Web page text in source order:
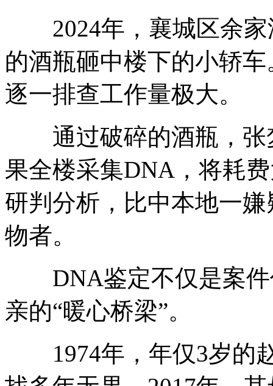
2024年，襄城区余家
的酒瓶砸中楼下的小轿
逐一排查工作量极大。
通过破碎的酒瓶，张
果全楼采集DNA，将耗
研判分析，比中本地一
物者。
DNA鉴定不仅是案件
亲的“暖心桥梁”。
1974年，年仅3岁的